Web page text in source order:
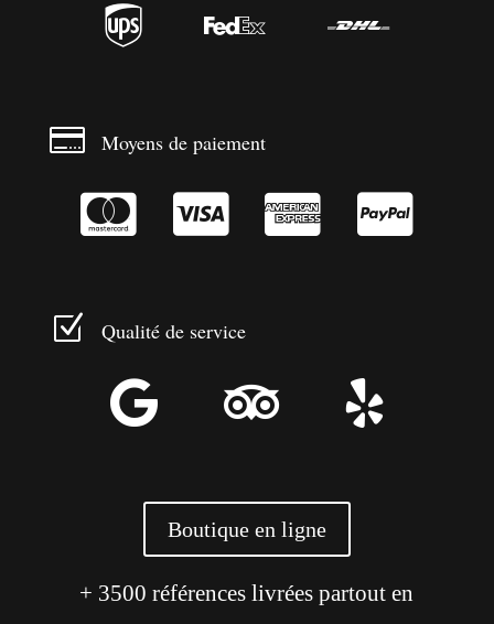
  
 Moyens de paiement
   
Z Qualité de service
  
Boutique en ligne
+ 3500 références livrées partout en